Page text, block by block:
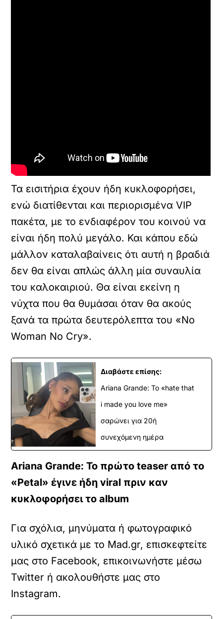
Τα εισιτήρια έχουν ήδη κυκλοφορήσει,
ενώ διατίθενται και περιορισμένα VIP
πακέτα, με το ενδιαφέρον του κοινού να
είναι ήδη πολύ μεγάλο. Και κάπου εδώ
μάλλον καταλαβαίνεις ότι αυτή η βραδιά
δεν θα είναι απλώς άλλη μία συναυλία
του καλοκαιριού. Θα είναι εκείνη η
νύχτα που θα θυμάσαι όταν θα ακούς
ξανά τα πρώτα δευτερόλεπτα του «No
Woman No Cry».
Διαβάστε επίσης:
Ariana Grande: Το «hate that
i made you love me»
σαρώνει για 20ή
συνεχόμενη ημέρα
Ariana Grande: Το πρώτο teaser από το
«Petal» έγινε ήδη viral πριν καν
κυκλοφορήσει το album
Για σχόλια, μηνύματα ή φωτογραφικό
υλικό σχετικά με το Mad.gr, επισκεφτείτε
μας στο Facebook, επικοινωνήστε μέσω
Twitter ή ακολουθήστε μας στο
Instagram.